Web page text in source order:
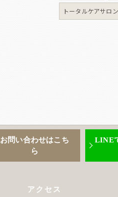
トータルケアサロン
お問い合わせはこち
ら
LINE
アクセス